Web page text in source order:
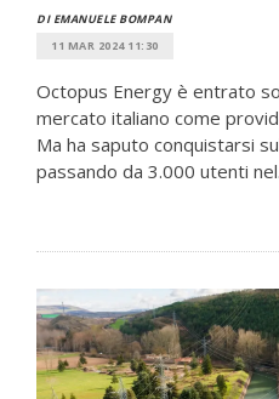
DI EMANUELE BOMPAN
11 MAR 2024 11:30
Octopus Energy è entrato
mercato italiano come
Ma ha saputo conquistarsi
passando da 3.000 utenti